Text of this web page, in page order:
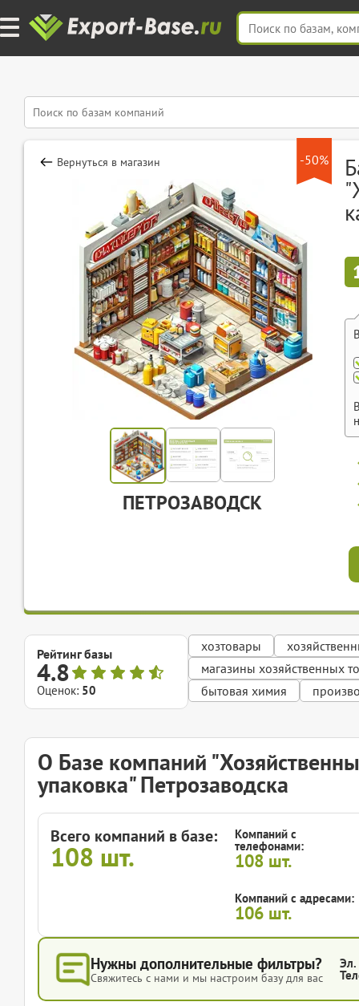
-50%
Вернуться в магазин
ПЕТРОЗАВОДСК
Рейтинг базы
4.8
Оценок: 50
хозтовары
магазины хозяйственных
бытовая химия
О Базе компаний
упаковка" Петрозаводска
Всего компаний в базе:
108 шт.
Компаний с
телефонами:
108 шт.
Компаний с адресами:
106 шт.
Нужны дополнительные фильтры?
Свяжитесь с нами и мы настроим базу для вас
Эл.